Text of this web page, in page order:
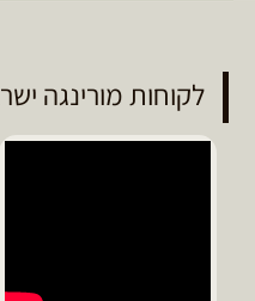
לקוחות מורינגה